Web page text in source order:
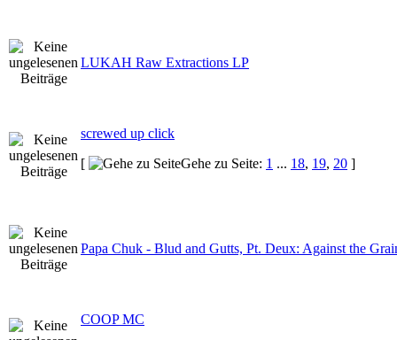
LUKAH Raw Extractions LP
screwed up click
[
Gehe zu Seite: 1 ... 18, 19, 20 ]
Papa Chuk - Blud and Gutts, Pt. Deux: Against the
COOP MC